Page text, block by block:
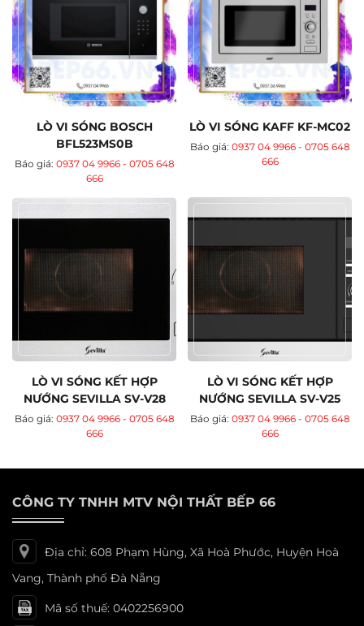
LÒ VI SÓNG BOSCH
BFL523MS0B
Báo giá: 0937 04 9966 - 0705 648
666
LÒ VI SÓNG KAFF KF-MC02
Báo giá: 0937 04 9966 - 0705 648
666
LÒ VI SÓNG KẾT HỢP
NƯỚNG SEVILLA SV-V28
Báo giá: 0937 04 9966 - 0705 648
666
LÒ VI SÓNG KẾT HỢP
NƯỚNG SEVILLA SV-V25
Báo giá: 0937 04 9966 - 0705 648
666
CÔNG TY TNHH MTV NỘI THẤT BẾP 66
Địa chỉ: 608 Phạm Hùng, Xã Hoà Phước, Huyện Hoà
Vang, Thành phố Đà Nẵng
Mã số thuế: 0402256900